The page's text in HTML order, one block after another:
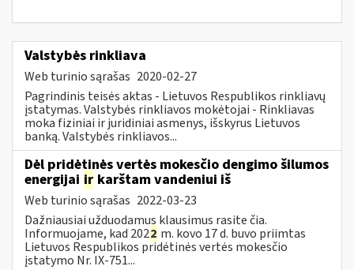
Valstybės rinkliava
Web turinio sąrašas 2020-02-27
Pagrindinis teisės aktas - Lietuvos Respublikos rinkliavų
įstatymas. Valstybės rinkliavos mokėtojai - Rinkliavas
moka fiziniai ir juridiniai asmenys, išskyrus Lietuvos
banką. Valstybės rinkliavos...
Dėl pridėtinės vertės mokesčio dengimo šilumos
energijai ir karštam vandeniui iš
Web turinio sąrašas 2022-03-23
Dažniausiai užduodamus klausimus rasite čia.
Informuojame, kad 2022 m. kovo 17 d. buvo priimtas
Lietuvos Respublikos pridėtinės vertės mokesčio
įstatymo Nr. IX-751...